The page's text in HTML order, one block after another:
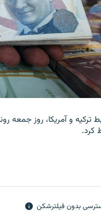
ترکیه و آمریکا، روز جمعه
بدون فیلترشکن